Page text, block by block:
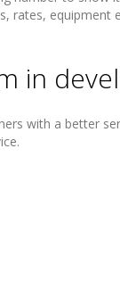
rates, equipment
in
with a better